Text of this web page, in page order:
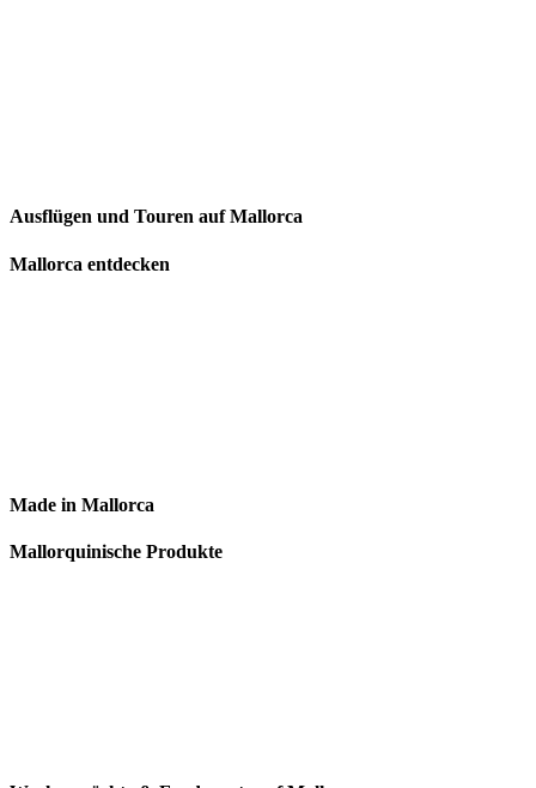
Ausflügen und Touren auf Mallorca
Mallorca entdecken
Made in Mallorca
Mallorquinische Produkte